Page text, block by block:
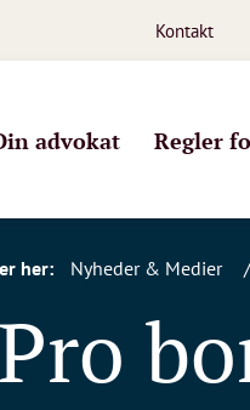
Kontakt
advokat Regler
her: Nyheder & Medier